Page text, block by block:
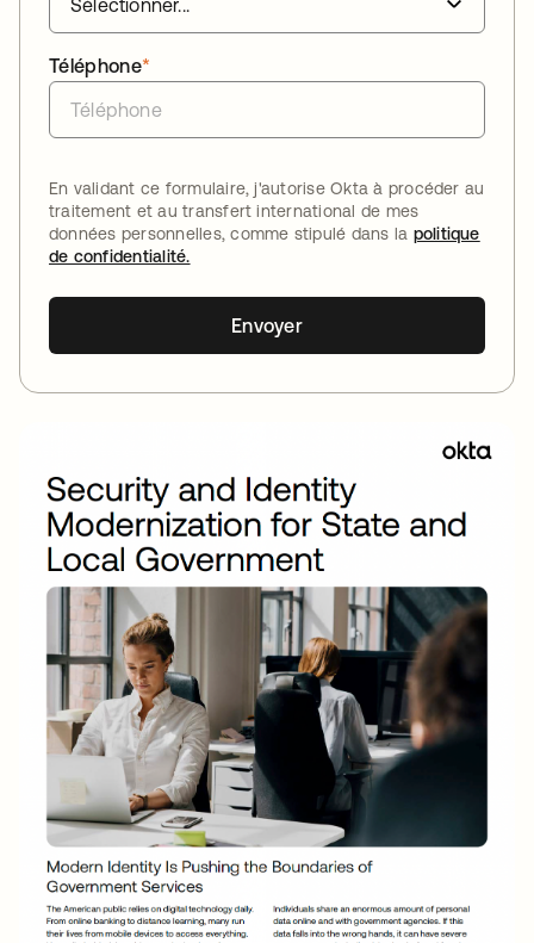
*
Téléphone
En validant ce formulaire, j'autorise Okta à procéder au
traitement et au transfert international de mes
données personnelles, comme stipulé dans la politique
de confidentialité.
Envoyer